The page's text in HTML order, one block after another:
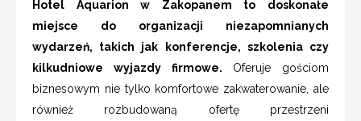
Hotel Aquarion w Zakopanem to doskonałe
miejsce do organizacji niezapomnianych
wydarzeń, takich jak konferencje, szkolenia czy
kilkudniowe wyjazdy firmowe. Oferuje gościom
biznesowym nie tylko komfortowe zakwaterowanie, ale
również rozbudowaną ofertę przestrzeni